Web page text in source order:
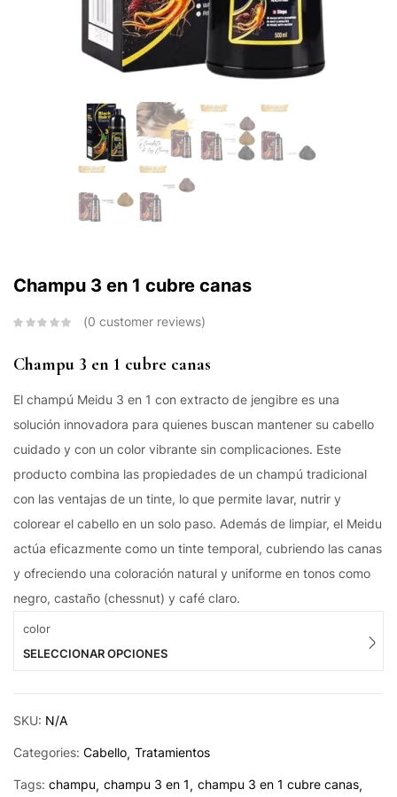
Champu 3 en 1 cubre canas
0 customer reviews
Champu 3 en 1 cubre canas
El champú Meidu 3 en 1 con extracto de jengibre es una
solución innovadora para quienes buscan mantener su cabello
cuidado y con un color vibrante sin complicaciones. Este
producto combina las propiedades de un champú tradicional
con las ventajas de un tinte, lo que permite lavar, nutrir y
colorear el cabello en un solo paso. Además de limpiar, el Meidu
actúa eficazmente como un tinte temporal, cubriendo las canas
y ofreciendo una coloración natural y uniforme en tonos como
negro, castaño (chessnut) y café claro.
color
SELECCIONAR OPCIONES
SKU: N/A
Categories: Cabello Tratamientos
Tags: champu champu 3 en 1
champu 3 en 1 cubre canas